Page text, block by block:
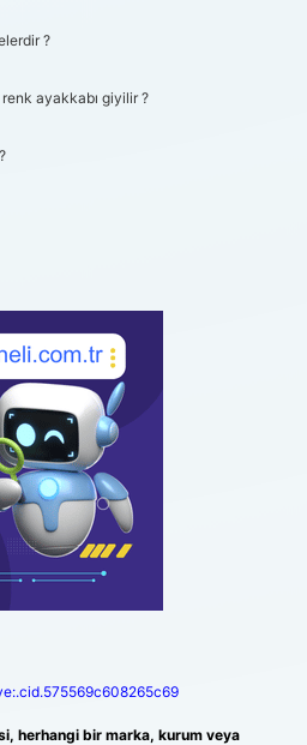
?
ayakkabı giyilir ?
herhangi bir marka, kurum veya